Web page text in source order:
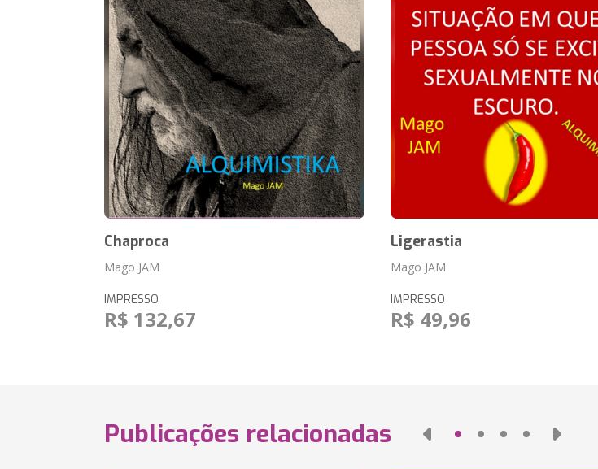
Chaproca
Mago JAM
IMPRESSO
R$ 132,67
Ligerastia
Mago JAM
IMPRESSO
R$ 49,96
Publicações relacionadas